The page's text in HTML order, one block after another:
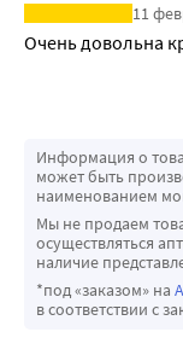
11
Очень довольна
Информация о
может быть
наименованием
Мы не продаем
осуществляться
наличие
*под «заказом» на
в соответствии с